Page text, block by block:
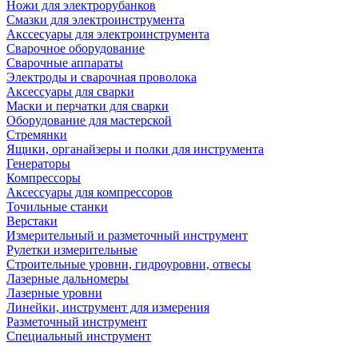
Ножи для электрорубанков
Смазки для электроинструмента
Акссесуары для электроинструмента
Сварочное оборудование
Сварочные аппараты
Электроды и сварочная проволока
Аксессуары для сварки
Маски и перчатки для сварки
Оборудование для мастерской
Стремянки
Ящики, органайзеры и полки для инструмента
Генераторы
Компрессоры
Аксессуары для компрессоров
Точильные станки
Верстаки
Измерительный и разметочный инструмент
Рулетки измерительные
Строительные уровни, гидроуровни, отвесы
Лазерные дальномеры
Лазерные уровни
Линейки, инструмент для измерения
Разметочный инструмент
Специальный инструмент